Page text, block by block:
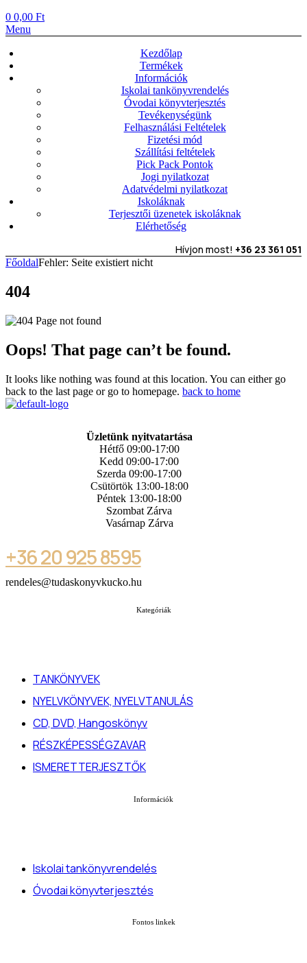
0 0,00 Ft
Menu
Kezdőlap
Termékek
Információk
Iskolai tankönyvrendelés
Óvodai könyvterjesztés
Tevékenységünk
Felhasználási Feltételek
Fizetési mód
Szállítási feltételek
Pick Pack Pontok
Jogi nyilatkozat
Adatvédelmi nyilatkozat
Iskoláknak
Terjesztői üzenetek iskoláknak
Elérhetőség
Hívjon most! +36 23 361 051
FőoldalFehler: Seite existiert nicht
404
Oops! That page can’t be found.
It looks like nothing was found at this location. You can either go
back to the last page or go to homepage. back to home
Üzletünk nyitvatartása
Hétfő 09:00-17:00
Kedd 09:00-17:00
Szerda 09:00-17:00
Csütörtök 13:00-18:00
Péntek 13:00-18:00
Szombat Zárva
Vasárnap Zárva
+36 20 925 8595
rendeles@tudaskonyvkucko.hu
Kategóriák
TANKÖNYVEK
NYELVKÖNYVEK, NYELVTANULÁS
CD, DVD, Hangoskönyv
RÉSZKÉPESSÉGZAVAR
ISMERETTERJESZTŐK
Információk
Iskolai tankönyvrendelés
Óvodai könyvterjesztés
Fontos linkek